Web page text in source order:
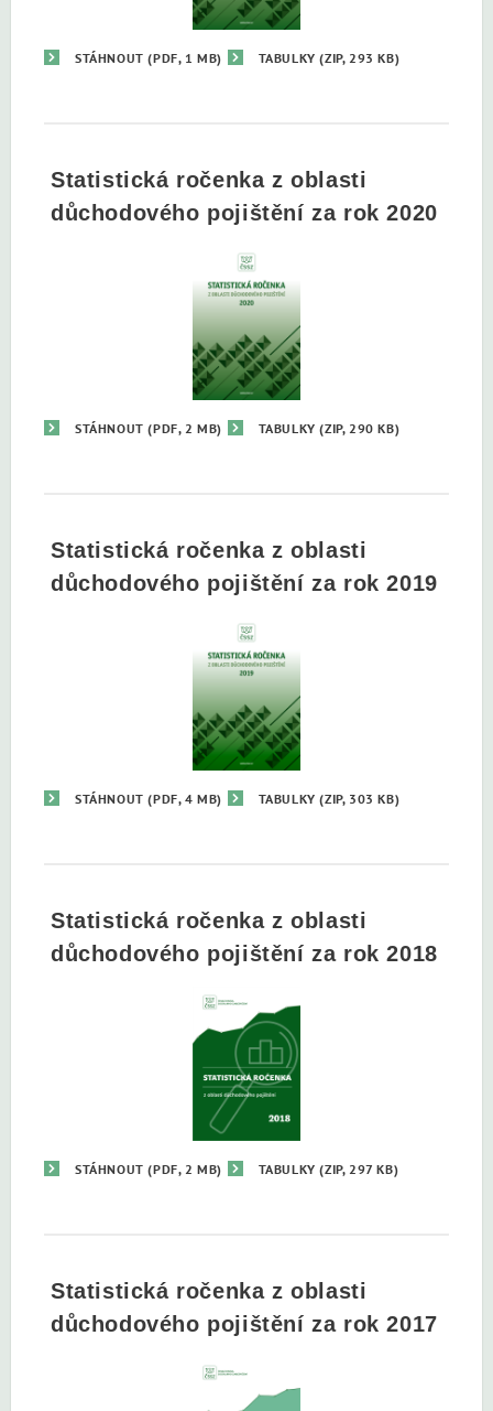
STÁHNOUT(PDF, 1 MB) TABULKY(ZIP, 293 KB)
Statistická ročenka z oblasti
důchodového pojištění za rok 2020
STÁHNOUT(PDF, 2 MB) TABULKY(ZIP, 290 KB)
Statistická ročenka z oblasti
důchodového pojištění za rok 2019
STÁHNOUT(PDF, 4 MB) TABULKY(ZIP, 303 KB)
Statistická ročenka z oblasti
důchodového pojištění za rok 2018
STÁHNOUT(PDF, 2 MB) TABULKY(ZIP, 297 KB)
Statistická ročenka z oblasti
důchodového pojištění za rok 2017